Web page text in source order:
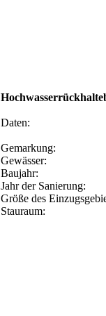
Daten:
Gemarkung:
Gewässer:
Baujahr:
Jahr der
Größe des
Stauraum: